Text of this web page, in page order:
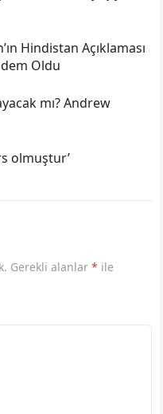
Hindistan Açıklaması
Oldu
mı? Andrew
olmuştur’
Gerekli alanlar* ile